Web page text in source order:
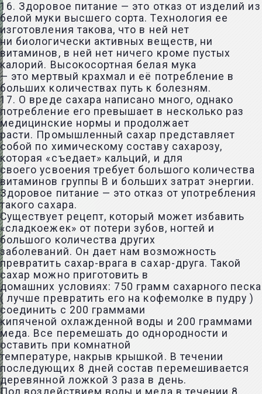
16. Здоровое питание — это отказ от изделий из
белой муки высшего сорта. Технология ее
изготовления такова, что в ней нет
ни биологически активных веществ, ни
витаминов, в ней нет ничего кроме пустых
калорий. Высокосортная белая мука
— это мертвый крахмал и её потребление в
больших количествах путь к болезням.
17. О вреде сахара написано много, однако
потребление его превышает в несколько раз
медицинские нормы и продолжает
расти. Промышленный сахар представляет
собой по химическому составу сахарозу,
которая «съедает» кальций, и для
своего усвоения требует большого количества
витаминов группы В и больших затрат энергии.
Здоровое питание — это отказ от употребления
такого сахара.
Существует рецепт, который может избавить
«сладкоежек» от потери зубов, ногтей и
большого количества других
заболеваний. Он дает нам возможность
превратить сахар-врага в сахар-друга. Такой
сахар можно приготовить в
домашних условиях: 750 грамм сахарного песка
( лучше превратить его на кофемолке в пудру )
соединить с 200 граммами
кипяченой охлажденной воды и 200 граммами
меда. Все перемешать до однородности и
оставить при комнатной
температуре, накрыв крышкой. В течении
последующих 8 дней состав перемешивается
деревянной ложкой 3 раза в день.
Под воздействием воды и меда в течении 8